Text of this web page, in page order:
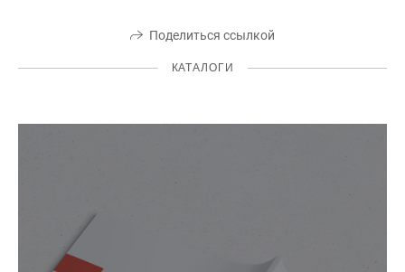
Поделиться ссылкой
КАТАЛОГИ